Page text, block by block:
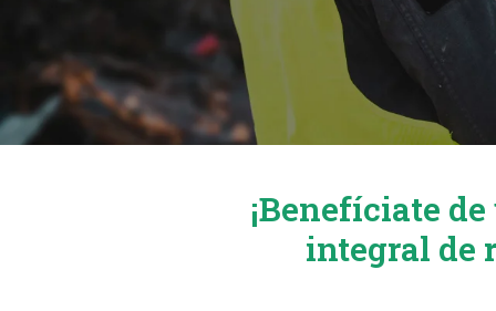
¡Benefíciate
integral de